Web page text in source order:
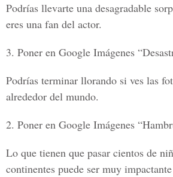
Podrías llevarte una desagradable
eres una fan del actor.
3. Poner en Google Imágenes
Podrías terminar llorando si ves las
alrededor del mundo.
2. Poner en Google Imágenes
Lo que tienen que pasar cientos de
continentes puede ser muy